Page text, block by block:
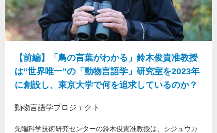
【前編】「鳥の言葉がわかる」鈴木俊貴准教授
は“世界唯一”の「動物言語学」研究室を2023年
に創設し、東京大学で何を追求しているのか？
動物言語学プロジェクト
先端科学技術研究センターの鈴木俊貴准教授は、シジュウカ